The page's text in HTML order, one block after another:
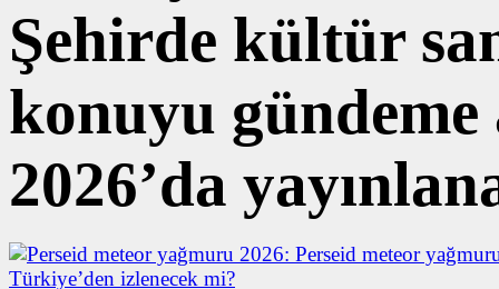
Şehirde kültür
konuyu gündeme
2026’da